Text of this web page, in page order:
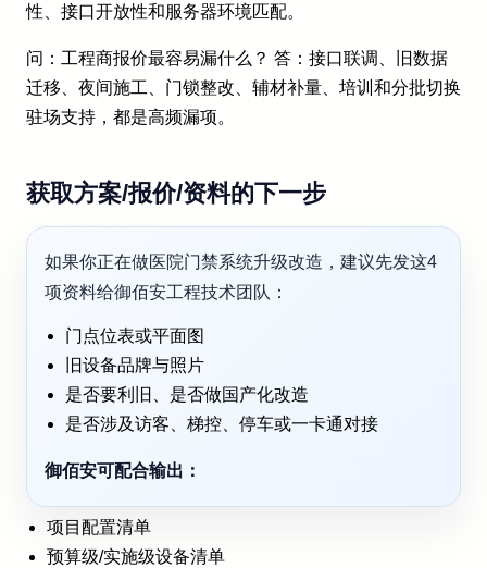
性、接口开放性和服务器环境匹配。
问：工程商报价最容易漏什么？ 答：接口联调、旧数据
迁移、夜间施工、门锁整改、辅材补量、培训和分批切换
驻场支持，都是高频漏项。
获取方案/报价/资料的下一步
如果你正在做医院门禁系统升级改造，建议先发这4
项资料给御佰安工程技术团队：
门点位表或平面图
旧设备品牌与照片
是否要利旧、是否做国产化改造
是否涉及访客、梯控、停车或一卡通对接
御佰安可配合输出：
项目配置清单
预算级/实施级设备清单